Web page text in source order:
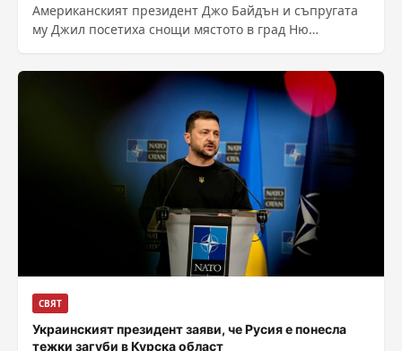
Американският президент Джо Байдън и съпругата
му Джил посетиха снощи мястото в град Ню
СВЯТ
Украинският президент заяви, че Русия е понесла
тежки загуби в Курска област